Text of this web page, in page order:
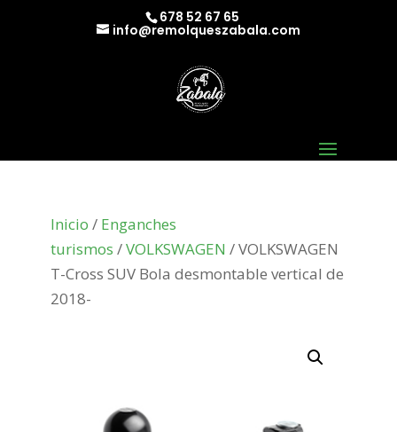
678 52 67 65
info@remolqueszabala.com
Inicio / Enganches
turismos /VOLKSWAGEN / VOLKSWAGEN
T-Cross SUV Bola desmontable vertical de
2018-